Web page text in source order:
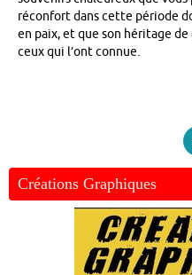
réconfort dans cette période
en paix, et que son héritage
ceux qui l’ont connue.
Créations Graphiques